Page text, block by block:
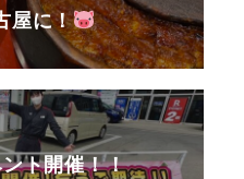
屋に！
ト開催！！